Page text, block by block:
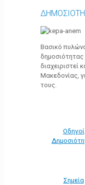
Βασικό
διαχειριστεί
Μακεδονίας,
τους.
Οδηγοί
Σημεία